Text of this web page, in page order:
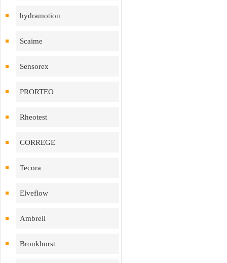
hydramotion
Scaime
Sensorex
PRORTEO
Rheotest
CORREGE
Tecora
Elveflow
Ambrell
Bronkhorst